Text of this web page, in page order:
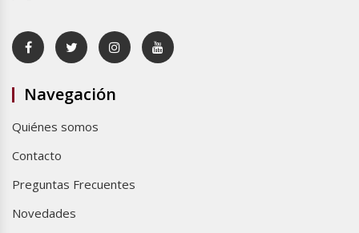
Navegación
Quiénes somos
Contacto
Preguntas Frecuentes
Novedades